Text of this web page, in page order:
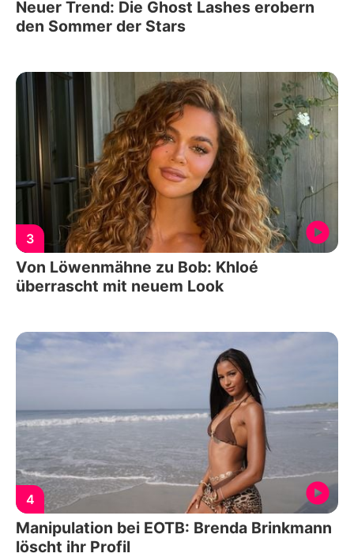
Neuer Trend: Die Ghost Lashes erobern
den Sommer der Stars
3
Von Löwenmähne zu Bob: Khloé
überrascht mit neuem Look
4
Manipulation bei EOTB: Brenda Brinkmann
löscht ihr Profil